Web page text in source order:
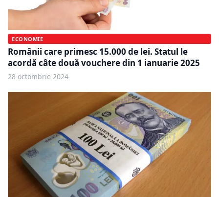
ECONOMIE
Românii care primesc 15.000 de lei. Statul le
acordă câte două vouchere din 1 ianuarie 2025
28 octombrie 2024